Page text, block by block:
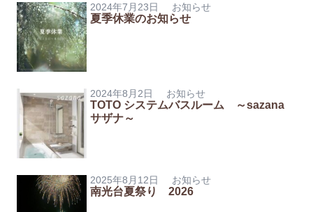
2024年7月23日 お知らせ
夏季休業のお知らせ
2024年8月2日 お知らせ
TOTO システムバスルーム ～sazana
サザナ～
2025年8月12日 お知らせ
南光台夏祭り 2026